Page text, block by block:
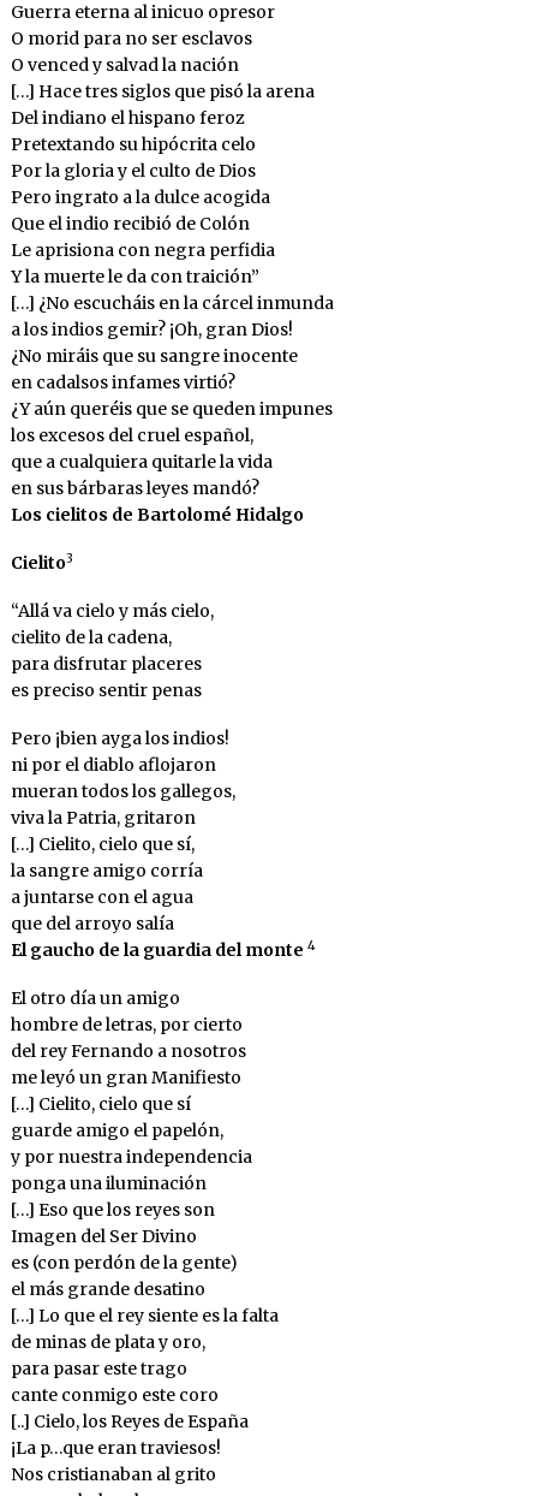
Guerra eterna al inicuo opresor
O morid para no ser esclavos
O venced y salvad la nación
[…] Hace tres siglos que pisó la arena
Del indiano el hispano feroz
Pretextando su hipócrita celo
Por la gloria y el culto de Dios
Pero ingrato a la dulce acogida
Que el indio recibió de Colón
Le aprisiona con negra perfidia
Y la muerte le da con traición”
[…] ¿No escucháis en la cárcel inmunda
a los indios gemir? ¡Oh, gran Dios!
¿No miráis que su sangre inocente
en cadalsos infames virtió?
¿Y aún queréis que se queden impunes
los excesos del cruel español,
que a cualquiera quitarle la vida
en sus bárbaras leyes mandó?
Los cielitos de Bartolomé Hidalgo
Cielito3
“Allá va cielo y más cielo,
cielito de la cadena,
para disfrutar placeres
es preciso sentir penas
Pero ¡bien ayga los indios!
ni por el diablo aflojaron
mueran todos los gallegos,
viva la Patria, gritaron
[…] Cielito, cielo que sí,
la sangre amigo corría
a juntarse con el agua
que del arroyo salía
El gaucho de la guardia del monte 4
El otro día un amigo
hombre de letras, por cierto
del rey Fernando a nosotros
me leyó un gran Manifiesto
[…] Cielito, cielo que sí
guarde amigo el papelón,
y por nuestra independencia
ponga una iluminación
[…] Eso que los reyes son
Imagen del Ser Divino
es (con perdón de la gente)
el más grande desatino
[…] Lo que el rey siente es la falta
de minas de plata y oro,
para pasar este trago
cante conmigo este coro
[..] Cielo, los Reyes de España
¡La p…que eran traviesos!
Nos cristianaban al grito